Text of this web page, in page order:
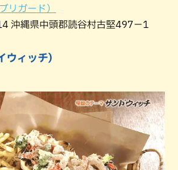
リガード）
沖縄県中頭郡読谷村古堅497−1
ウィッチ）